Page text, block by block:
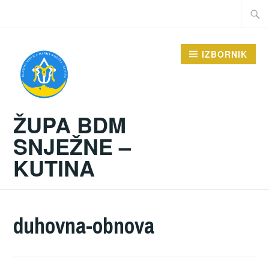
Traži:
ŽUPA BDM
SNJEŽNE –
KUTINA
IZBORNIK
duhovna-obnova